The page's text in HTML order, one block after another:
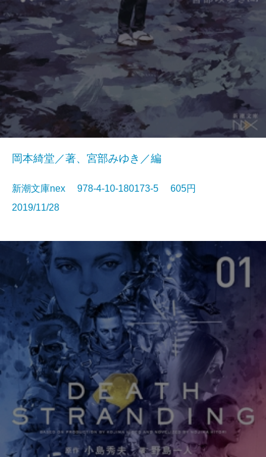
岡本綺堂／著、宮部みゆき／編
新潮文庫nex 978-4-10-180173-5 605円
2019/11/28